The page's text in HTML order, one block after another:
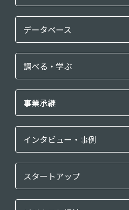
データベース
調べる・学ぶ
事業承継
インタビュー・事例
スタートアップ